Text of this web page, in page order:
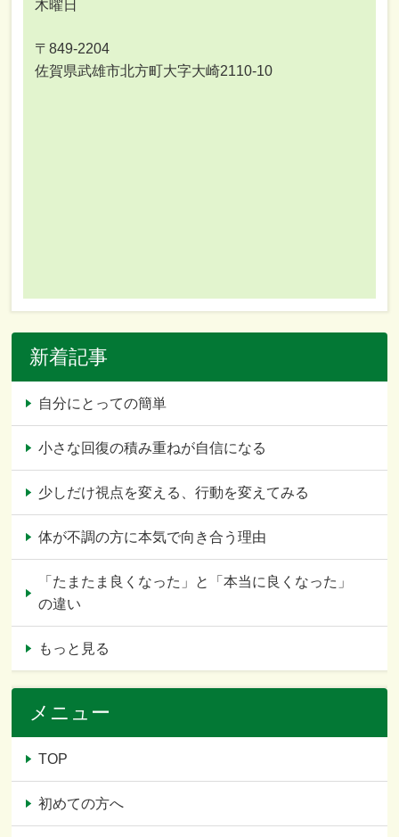
木曜日
〒849-2204
佐賀県武雄市北方町大字大崎2110-10
新着記事
自分にとっての簡単
小さな回復の積み重ねが自信になる
少しだけ視点を変える、行動を変えてみる
体が不調の方に本気で向き合う理由
「たまたま良くなった」と「本当に良くなった」
の違い
もっと見る
メニュー
TOP
初めての方へ